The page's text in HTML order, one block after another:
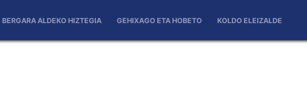
BERGARA ALDEKO HIZTEGIA GEHIXAGO ETA HOBETO KOLDO ELEIZALDE